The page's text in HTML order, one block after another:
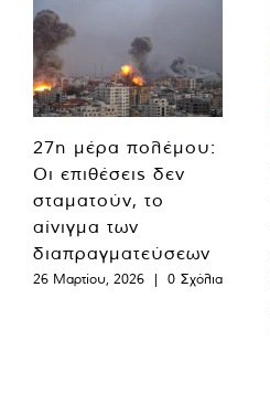
27η μέρα πολέμου:
Οι επιθέσεις δεν
σταματούν, το
αίνιγμα των
διαπραγματεύσεων
26 Μαρτίου, 2026 | 0 Σχόλια